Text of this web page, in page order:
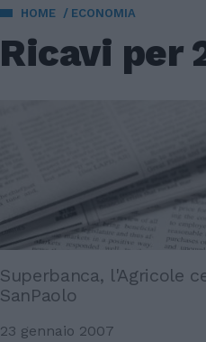
HOME ECONOMIA
Ricavi per
Superbanca, l'Agricole
SanPaolo
23 gennaio 2007